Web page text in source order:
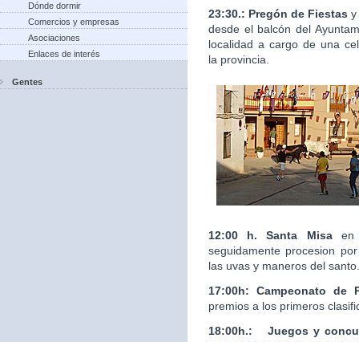
Dónde dormir
Comercios y empresas
Asociaciones
Enlaces de interés
Gentes
23:30.: Pregón de Fiestas y
desde el balcón del
localidad a cargo de una
la provincia.
12:00 h. Santa Misaen
seguidamente procesion
las uvas y maneros del santo.
17:00h: Campeonato de
premios a los primeros
18:00h.:
Juegos y